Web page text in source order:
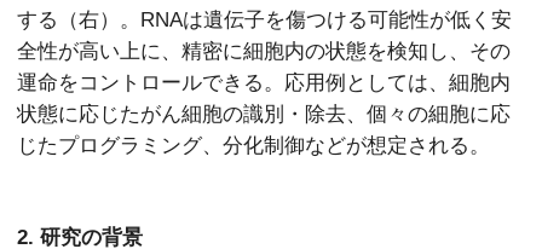
する（右）。RNAは遺伝子を傷つける可能性が低く安
全性が高い上に、精密に細胞内の状態を検知し、その
運命をコントロールできる。応用例としては、細胞内
状態に応じたがん細胞の識別・除去、個々の細胞に応
じたプログラミング、分化制御などが想定される。
2. 研究の背景